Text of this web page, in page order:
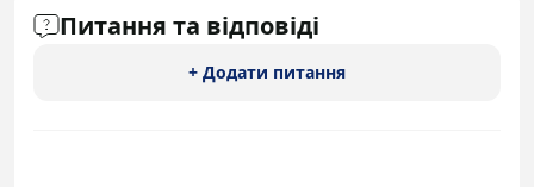
Питання та відповіді
+ Додати питання